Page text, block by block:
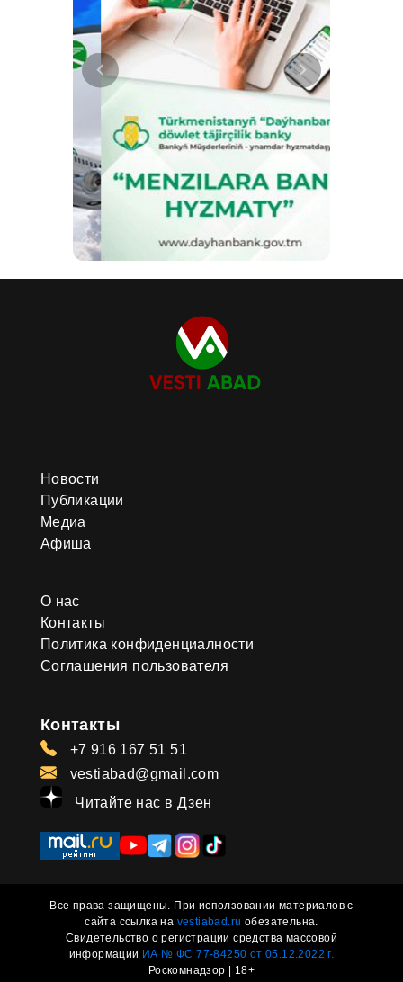
Новости
Публикации
Медиа
Афиша
О нас
Контакты
Политика конфиденциалности
Соглашения пользователя
Контакты
+7 916 167 51 51
vestiabad@gmail.com
Читайте нас в Дзен
Все права защищены. При исползовании материалов с
сайта ссылка на vestiabad.ru обезательна.
Свидетельство о регистрации средства массовой
информации ИА № ФС 77-84250 от 05.12.2022 г.
Роскомнадзор | 18+